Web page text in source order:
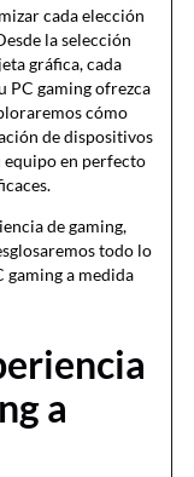
cada elección
la selección
gráfica, cada
PC gaming ofrezca
cómo
de dispositivos
equipo en perfecto
de gaming,
todo lo
gaming a medida
a